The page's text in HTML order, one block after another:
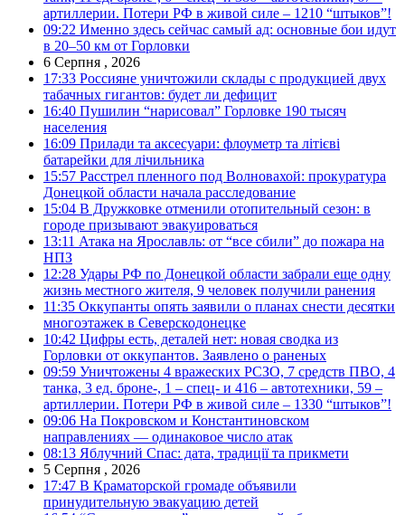
артиллерии. Потери РФ в живой силе – 1210 “штыков”!
09:22 Именно здесь сейчас самый ад: основные бои идут
в 20–50 км от Горловки
6 Серпня , 2026
17:33 Россияне уничтожили склады с продукцией двух
табачных гигантов: будет ли дефицит
16:40 Пушилин “нарисовал” Горловке 190 тысяч
населения
16:09 Прилади та аксесуари: флоуметр та літієві
батарейки для лічильника
15:57 Расстрел пленного под Волновахой: прокуратура
Донецкой области начала расследование
15:04 В Дружковке отменили отопительный сезон: в
городе призывают эвакуироваться
13:11 Атака на Ярославль: от “все сбили” до пожара на
НПЗ
12:28 Удары РФ по Донецкой области забрали еще одну
жизнь местного жителя, 9 человек получили ранения
11:35 Оккупанты опять заявили о планах снести десятки
многоэтажек в Северскодонецке
10:42 Цифры есть, деталей нет: новая сводка из
Горловки от оккупантов. Заявлено о раненых
09:59 Уничтожены 4 вражеских РСЗО, 7 средств ПВО, 4
танка, 3 ед. броне-, 1 – спец- и 416 – автотехники, 59 –
артиллерии. Потери РФ в живой силе – 1330 “штыков”!
09:06 На Покровском и Константиновском
направлениях — одинаковое число атак
08:13 Яблучний Спас: дата, традиції та прикмети
5 Серпня , 2026
17:47 В Краматорской громаде объявили
принудительную эвакуацию детей